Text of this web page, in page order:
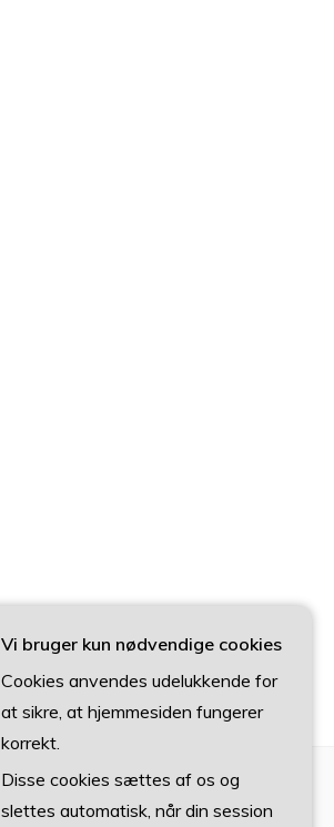
Vi bruger kun nødvendige cookies
Cookies anvendes udelukkende for
at sikre, at hjemmesiden fungerer
korrekt.
Disse cookies sættes af os og
slettes automatisk, når din session